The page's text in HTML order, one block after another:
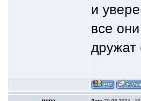
и
все
дружат